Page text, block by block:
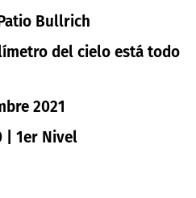
Bullrich
del cielo está todo
2021
| 1er Nivel